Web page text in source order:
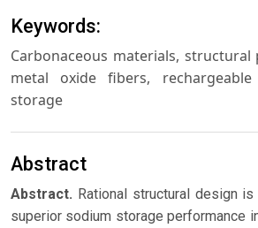
Keywords:
Carbonaceous materials,
metal oxide fibers,
storage
Abstract
Abstract. Rational structural design
superior sodium storage performance